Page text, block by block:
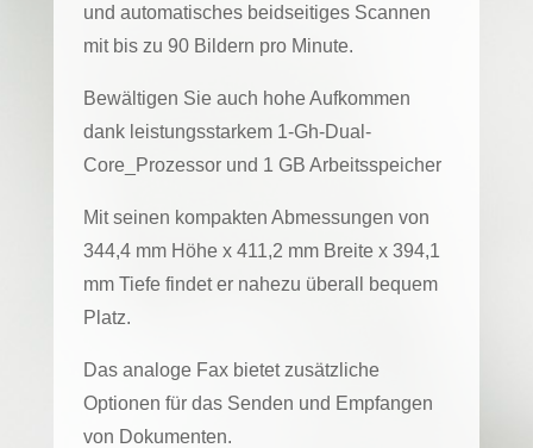
und automatisches beidseitiges Scannen
mit bis zu 90 Bildern pro Minute.
Bewältigen Sie auch hohe Aufkommen
dank leistungsstarkem 1-Gh-Dual-
Core_Prozessor und 1 GB Arbeitsspeicher
Mit seinen kompakten Abmessungen von
344,4 mm Höhe x 411,2 mm Breite x 394,1
mm Tiefe findet er nahezu überall bequem
Platz.
Das analoge Fax bietet zusätzliche
Optionen für das Senden und Empfangen
von Dokumenten.